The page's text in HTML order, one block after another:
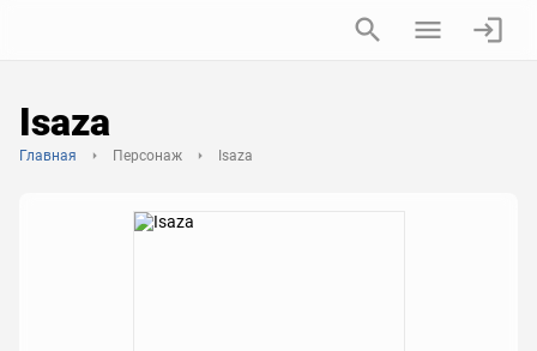
Isaza
Главная Персонаж Isaza